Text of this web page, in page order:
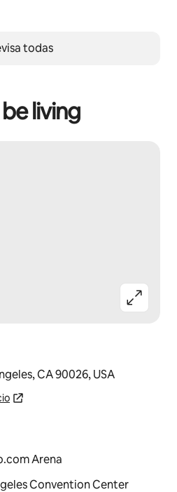
todas
living
CA 90026, USA
Arena
Convention Center